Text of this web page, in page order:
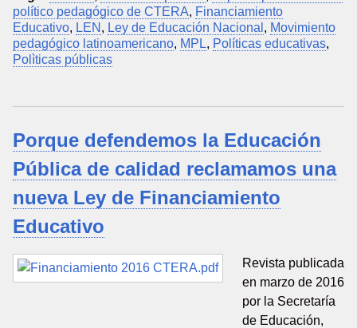
político pedagógico de CTERA, Financiamiento
Educativo, LEN , Ley de Educación Nacional , Movimiento
pedagógico latinoamericano, MPL, Políticas educativas,
Polìticas públicas
Porque defendemos la Educación
Pública de calidad reclamamos una
nueva Ley de Financiamiento
Educativo
Revista publicada
en marzo de 2016
por la Secretaría
de Educación,